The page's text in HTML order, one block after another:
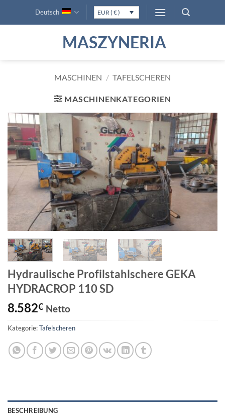
Deutsch EUR ( € )
MASZYNERIA
MASCHINEN / TAFELSCHEREN
MASCHINENKATEGORIEN
Hydraulische Profilstahlschere GEKA
HYDRACROP 110 SD
8.582€ Netto
Kategorie:Tafelscheren
BESCHREIBUNG